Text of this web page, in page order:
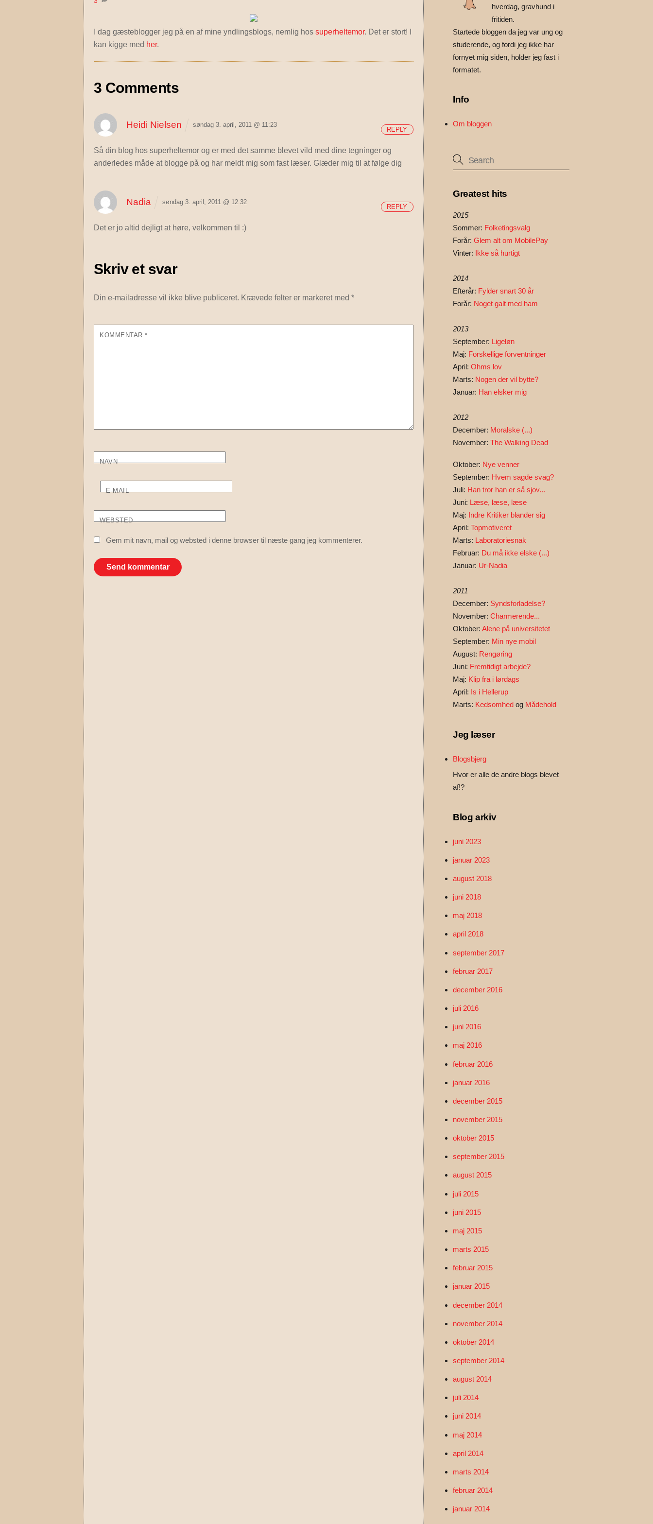
I dag gæsteblogger jeg på en af mine yndlingsblogs, nemlig hos superheltemor. Det er stort! I
kan kigge med her.
3 Comments
Heidi Nielsen søndag 3. april, 2011 @ 11:23
Så din blog hos superheltemor og er med det samme blevet vild med dine tegninger og
anderledes måde at blogge på og har meldt mig som fast læser. Glæder mig til at følge dig
REPLY
Nadia søndag 3. april, 2011 @ 12:32
Det er jo altid dejligt at høre, velkommen til :)
REPLY
Skriv et svar
Din e-mailadresse vil ikke blive publiceret. Krævede felter er markeret med *
KOMMENTAR*
NAVN
E-MAIL
WEBSTED
Gem mit navn, mail og websted i denne browser til næste gang jeg kommenterer.
hverdag, gravhund i
fritiden.
Startede bloggen da jeg var ung og
studerende, og fordi jeg ikke har
fornyet mig siden, holder jeg fast i
formatet.
Info
Om bloggen
Greatest hits
2015
Sommer: Folketingsvalg
Forår: Glem alt om MobilePay
Vinter: Ikke så hurtigt
2014
Efterår: Fylder snart 30 år
Forår: Noget galt med ham
2013
September: Ligeløn
Maj: Forskellige forventninger
April: Ohms lov
Marts: Nogen der vil bytte?
Januar: Han elsker mig
2012
December: Moralske (...)
November: The Walking Dead
Oktober: Nye venner
September: Hvem sagde svag?
Juli: Han tror han er så sjov...
Juni: Læse, læse, læse
Maj: Indre Kritiker blander sig
April: Topmotiveret
Marts: Laboratoriesnak
Februar: Du må ikke elske (...)
Januar: Ur-Nadia
2011
December: Syndsforladelse?
November: Charmerende...
Oktober: Alene på universitetet
September: Min nye mobil
August: Rengøring
Juni: Fremtidigt arbejde?
Maj: Klip fra i lørdags
April: Is i Hellerup
Marts: Kedsomhed og Mådehold
Jeg læser
Blogsbjerg
Hvor er alle de andre blogs blevet
af!?
Blog arkiv
juni 2023
januar 2023
august 2018
juni 2018
maj 2018
april 2018
september 2017
februar 2017
december 2016
juli 2016
juni 2016
maj 2016
februar 2016
januar 2016
december 2015
november 2015
oktober 2015
september 2015
august 2015
juli 2015
juni 2015
maj 2015
marts 2015
februar 2015
januar 2015
december 2014
november 2014
oktober 2014
september 2014
august 2014
juli 2014
juni 2014
maj 2014
april 2014
marts 2014
februar 2014
januar 2014